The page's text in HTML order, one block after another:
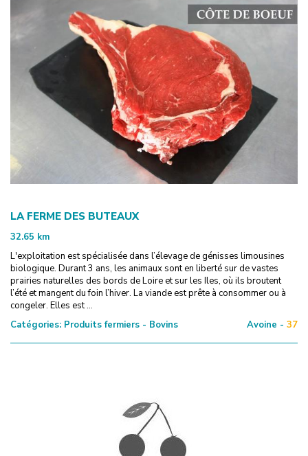
LA FERME DES BUTEAUX
32.65 km
L'exploitation est spécialisée dans l’élevage de génisses limousines
biologique. Durant 3 ans, les animaux sont en liberté sur de vastes
prairies naturelles des bords de Loire et sur les Iles, où ils broutent
l’été et mangent du foin l’hiver. La viande est prête à consommer ou à
congeler. Elles est ...
Catégories: Produits fermiers - Bovins Avoine - 37